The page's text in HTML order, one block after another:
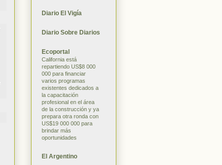
Diario El Vigía
Diario Sobre Diarios
Ecoportal
California está
repartiendo US$8 000
000 para financiar
varios programas
existentes dedicados a
la capacitación
profesional en el área
de la construcción y ya
prepara otra ronda con
US$19 000 000 para
brindar más
oportunidades
El Argentino